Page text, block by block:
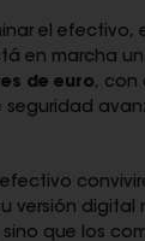
el efectivo,
en marcha
de euro, con
seguridad
versión
que los